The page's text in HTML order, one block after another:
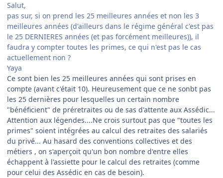
Salut,
pas sur, si on prend les 25 meilleures années et non les 3
meilleures années (d'ailleurs dans le régime général c'est pas
le 25 DERNIERES années (et pas forcément meilleures)), il
faudra y compter toutes les primes, ce qui n'est pas le cas
actuellement non ?
Yaya
Ce sont bien les 25 meilleures années qui sont prises en
compte (avant c'était 10). Heureusement que ce ne sonbt pas
les 25 dernières pour lesquelles un certain nombre
"bénéficient" de préretraites ou de sas d'attente aux Assédic...
Attention aux légendes....Ne crois surtout pas que "toutes les
primes" soient intégrées au calcul des retraites des salariés
du privé... Au hasard des conventions collectives et des
métiers , on s'aperçoit qu'un bon nombre d'entre elles
échappent à l'assiette pour le calcul des retraites (comme
pour celui des Assédic en cas de besoin).